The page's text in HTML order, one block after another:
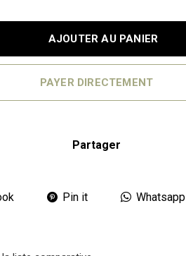
AJOUTER AU PANIER
PAYER DIRECTEMENT
Partager
Pin it Whatsapp